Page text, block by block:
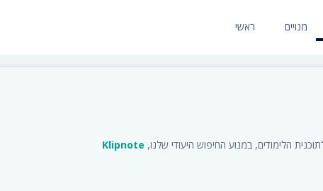
ראשי מנויים
הלימודים, במנוע החיפוש היעודי שלנו, Klipnote